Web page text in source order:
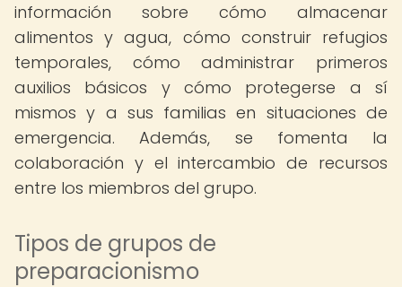
información sobre cómo almacenar
alimentos y agua, cómo construir refugios
temporales, cómo administrar primeros
auxilios básicos y cómo protegerse a sí
mismos y a sus familias en situaciones de
emergencia. Además, se fomenta la
colaboración y el intercambio de recursos
entre los miembros del grupo.
Tipos de grupos de
preparacionismo